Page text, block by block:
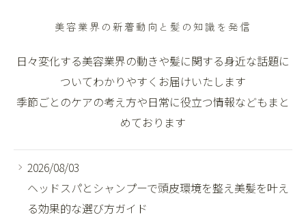
美容業界の新着動向と髪の知識を発信
日々変化する美容業界の動きや髪に関する身近な話題に
ついてわかりやすくお届けいたします
季節ごとのケアの考え方や日常に役立つ情報などもまと
めております
2026/08/03
ヘッドスパとシャンプーで頭皮環境を整え美髪を叶え
る効果的な選び方ガイド